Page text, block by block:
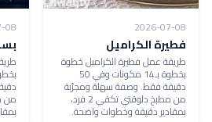
2026-07-08
فطيرة الكراميل
طريقة عمل فطيرة الكراميل خطوة
بخطوة بـ14 مكونات وفي 50
دقيقة فقط. وصفة سهلة ومجرّبة
من مطبخ دلوقتي تكفي 2 فرد،
بمقادير دقيقة وخطوات واضحة.
08